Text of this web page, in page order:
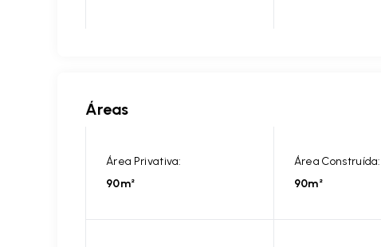
Áreas
Área Privativa:
90m²
Área Construída:
90m²